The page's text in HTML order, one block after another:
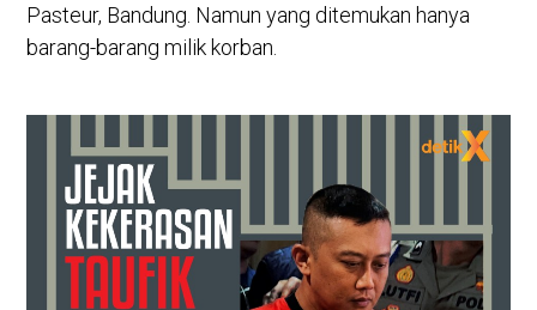
Pasteur, Bandung. Namun yang ditemukan hanya
barang-barang milik korban.